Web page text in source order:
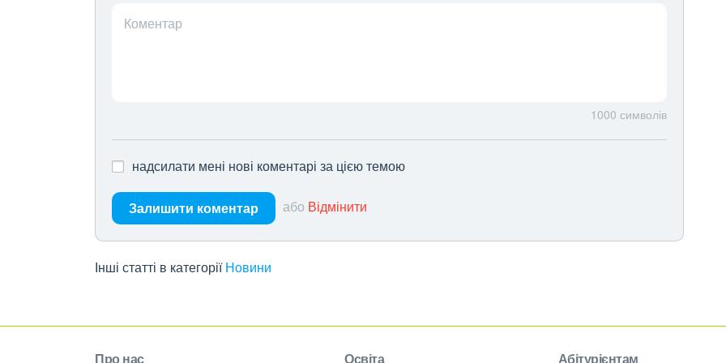
Коментар
1000 символів
надсилати мені нові коментарі за цією темою
Залишити коментар або Відмінити
Інші статті в категорії Новини
Про нас Освіта Абітурієнтам